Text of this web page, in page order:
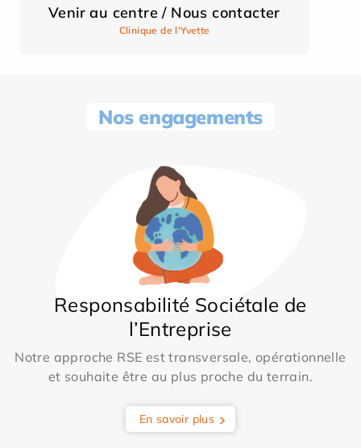
Venir au centre / Nous contacter
Clinique de l'Yvette
Nos engagements
Responsabilité Sociétale de
l’Entreprise
Notre approche RSE est transversale, opérationnelle
et souhaite être au plus proche du terrain.
En savoir plus